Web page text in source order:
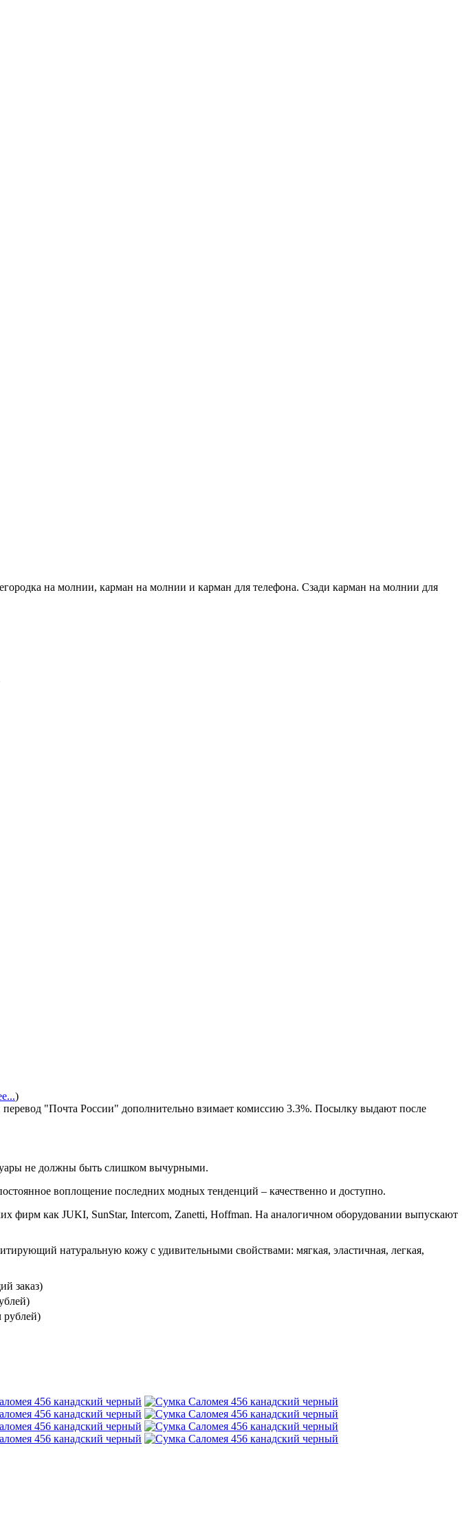
на молнии, карман на молнии и карман для телефона. Сзади карман на молнии для
)
"Почта России" дополнительно взимает комиссию 3.3%. Посылку выдают после
не должны быть слишком вычурными.
воплощение последних модных тенденций – качественно и доступно.
фирм как JUKI, SunStar, Intercom, Zanetti, Hoffman. На аналогичном оборудовании выпускают
натуральную кожу с удивительными свойствами: мягкая, эластичная, легкая,
заказ)
рублей)